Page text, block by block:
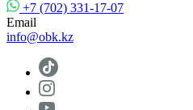
+7 (702) 331-17-07
Email
info@obk.kz